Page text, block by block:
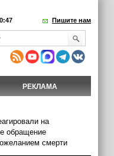
Пишите нам
РЕКЛАМА
на
обращение
смерти